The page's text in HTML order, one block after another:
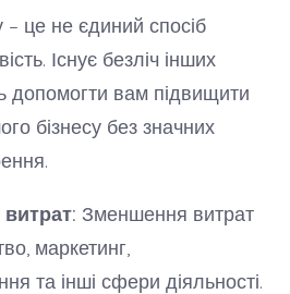
– це не єдиний спосіб
Існує безліч інших
допомогти вам підвищити
бізнесу без значних
Зменшення витрат
маркетинг,
та інші сфери діяльності.